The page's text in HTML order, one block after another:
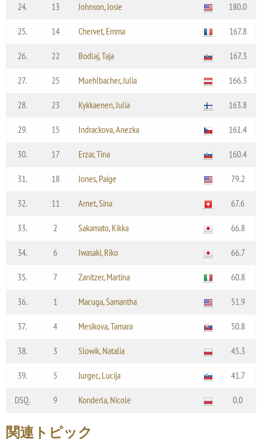
24. 13 Johnson, Josie 180.0
25. 14 Chervet, Emma 167.8
26. 22 Bodlaj, Taja 167.3
27. 25 Muehlbacher, Julia 166.3
28. 23 Kykkaenen, Julia 163.8
29. 15 Indrackova, Anezka 161.4
30. 17 Erzar, Tina 160.4
31. 18 Jones, Paige 79.2
32. 11 Arnet, Sina 67.6
33. 2 Sakamato, Kikka 66.8
34. 6 Iwasaki, Riko 66.7
35. 7 Zanitzer, Martina 60.8
36. 1 Macuga, Samantha 51.9
37. 4 Mesikova, Tamara 50.8
38. 3 Slowik, Natalia 45.3
39. 5 Jurgec, Lucija 41.7
DSQ. 9 Konderla, Nicole 0.0
関連トピック